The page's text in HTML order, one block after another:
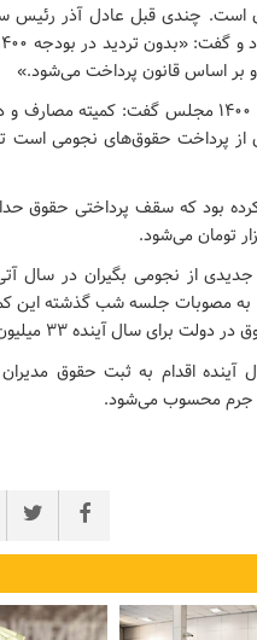
موضوع نجومی بگیران است. چندی قبل عادل
بر اساس قانون پرداخت می‌شود.»
بر همین اساس یک عضو کمیسیون تلفیق لایحه بودجه ۱۴۰۰
از پرداخت حقوق‌های نجومی است
از نجومی بگیران در سال
کمیسیون تلفیق بودجه سال ۱۴۰۰ با اشاره به مصوبات
آینده ۳۳ میلیون تومان باشد.
اقدام به ثبت حقوق مدیران
جرم محسوب می‌شود.